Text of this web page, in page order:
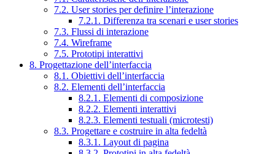
7.2. User stories per definire l’interazione
7.2.1. Differenza tra scenari e user stories
7.3. Flussi di interazione
7.4. Wireframe
7.5. Prototipi interattivi
8. Progettazione dell’interfaccia
8.1. Obiettivi dell’interfaccia
8.2. Elementi dell’interfaccia
8.2.1. Elementi di composizione
8.2.2. Elementi interattivi
8.2.3. Elementi testuali (microtesti)
8.3. Progettare e costruire in alta fedeltà
8.3.1. Layout di pagina